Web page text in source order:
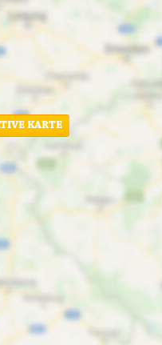
KARTE